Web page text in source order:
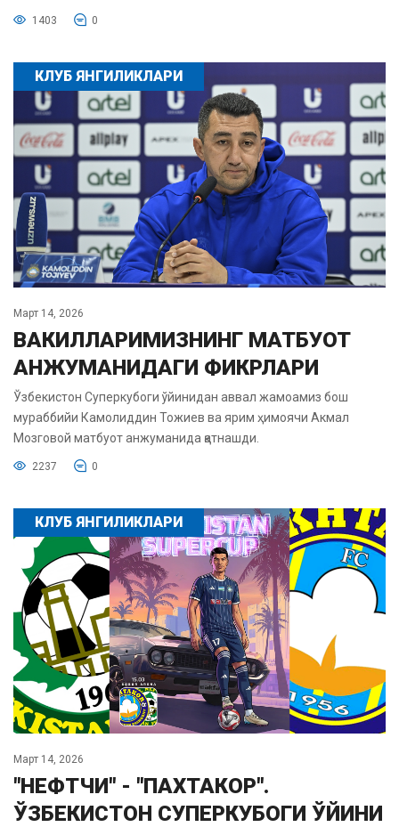
1403 0
КЛУБ ЯНГИЛИКЛАРИ
Март 14, 2026
ВАКИЛЛАРИМИЗНИНГ МАТБУОТ
АНЖУМАНИДАГИ ФИКРЛАРИ
Ўзбекистон Суперкубоги ўйинидан аввал жамоамиз бош
мураббийи Камолиддин Тожиев ва ярим ҳимоячи Акмал
Мозговой матбуот анжуманида қатнашди.
2237 0
КЛУБ ЯНГИЛИКЛАРИ
Март 14, 2026
"НЕФТЧИ" - "ПАХТАКОР".
ЎЗБЕКИСТОН СУПЕРКУБОГИ ЎЙИНИ